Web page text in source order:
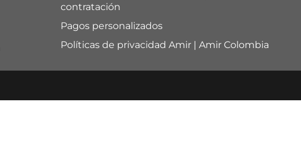
contratación
Pagos personalizados
Políticas de privacidad Amir | Amir Colombia